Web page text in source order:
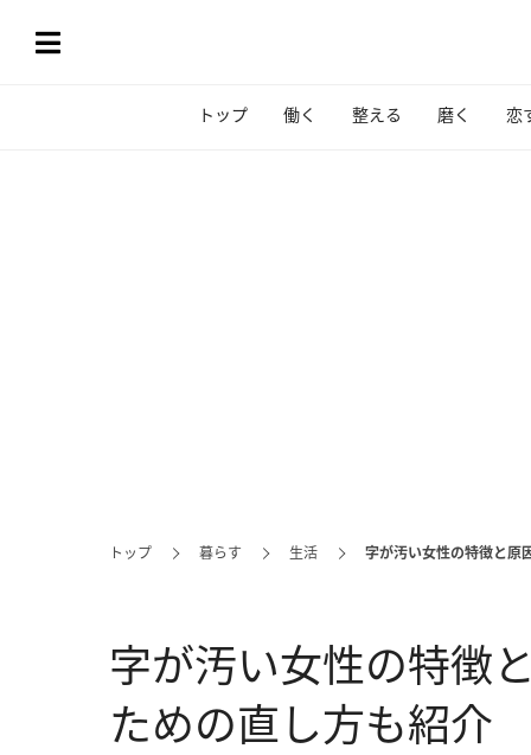
トップ 働く 整える 磨く 恋
トップ 暮らす 生活 字が汚い女性の特徴と原
字が汚い女性の特徴
ための直し方も紹介